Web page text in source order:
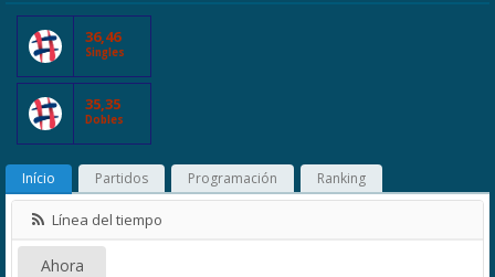
36,46
Singles
35,35
Dobles
Início Partidos Programación Ranking
Línea del tiempo
Ahora